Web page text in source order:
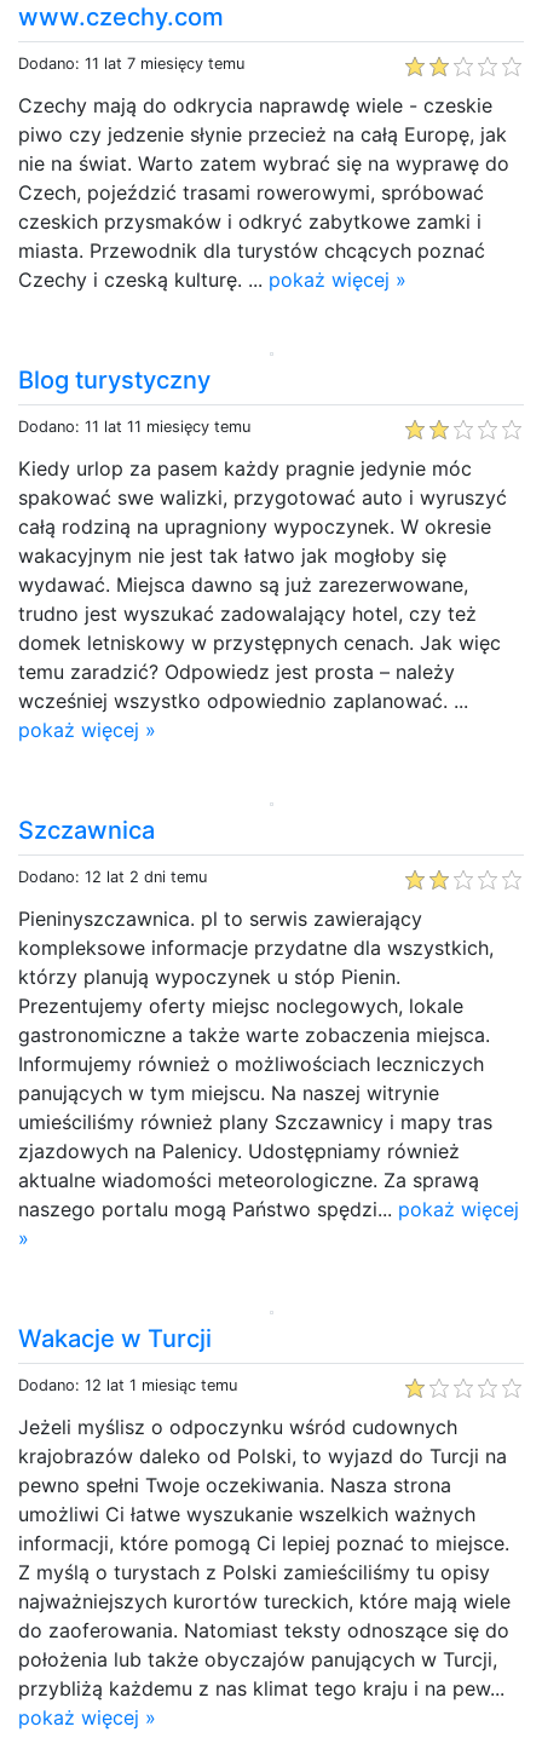
www.czechy.com
Dodano: 11 lat 7 miesięcy temu
Czechy mają do odkrycia naprawdę wiele - czeskie
piwo czy jedzenie słynie przecież na całą Europę, jak
nie na świat. Warto zatem wybrać się na wyprawę do
Czech, pojeździć trasami rowerowymi, spróbować
czeskich przysmaków i odkryć zabytkowe zamki i
miasta. Przewodnik dla turystów chcących poznać
Czechy i czeską kulturę. ... pokaż więcej »
Blog turystyczny
Dodano: 11 lat 11 miesięcy temu
Kiedy urlop za pasem każdy pragnie jedynie móc
spakować swe walizki, przygotować auto i wyruszyć
całą rodziną na upragniony wypoczynek. W okresie
wakacyjnym nie jest tak łatwo jak mogłoby się
wydawać. Miejsca dawno są już zarezerwowane,
trudno jest wyszukać zadowalający hotel, czy też
domek letniskowy w przystępnych cenach. Jak więc
temu zaradzić? Odpowiedz jest prosta – należy
wcześniej wszystko odpowiednio zaplanować. ...
pokaż więcej »
Szczawnica
Dodano: 12 lat 2 dni temu
Pieninyszczawnica. pl to serwis zawierający
kompleksowe informacje przydatne dla wszystkich,
którzy planują wypoczynek u stóp Pienin.
Prezentujemy oferty miejsc noclegowych, lokale
gastronomiczne a także warte zobaczenia miejsca.
Informujemy również o możliwościach leczniczych
panujących w tym miejscu. Na naszej witrynie
umieściliśmy również plany Szczawnicy i mapy tras
zjazdowych na Palenicy. Udostępniamy również
aktualne wiadomości meteorologiczne. Za sprawą
naszego portalu mogą Państwo spędzi... pokaż więcej
»
Wakacje w Turcji
Dodano: 12 lat 1 miesiąc temu
Jeżeli myślisz o odpoczynku wśród cudownych
krajobrazów daleko od Polski, to wyjazd do Turcji na
pewno spełni Twoje oczekiwania. Nasza strona
umożliwi Ci łatwe wyszukanie wszelkich ważnych
informacji, które pomogą Ci lepiej poznać to miejsce.
Z myślą o turystach z Polski zamieściliśmy tu opisy
najważniejszych kurortów tureckich, które mają wiele
do zaoferowania. Natomiast teksty odnoszące się do
położenia lub także obyczajów panujących w Turcji,
przybliżą każdemu z nas klimat tego kraju i na pew...
pokaż więcej »